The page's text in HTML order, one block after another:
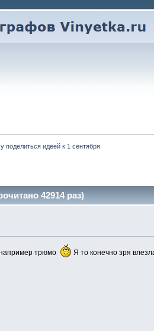
поделиться идеей к 1 сентября.
42914 раз)
трюмо
Я то конечно зря